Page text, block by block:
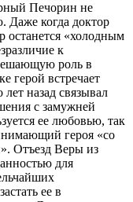
Печорин не
Даже когда доктор
останется «холодным
к
роль в
герой встречает
назад связывал
с замужней
ее любовью, так
героя «со
Отъезд Веры из
для
ее в